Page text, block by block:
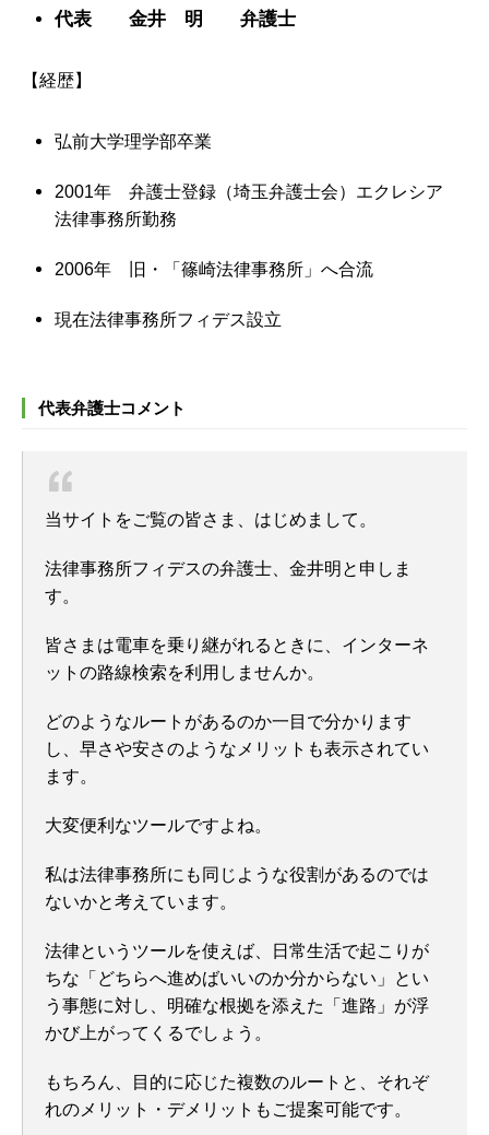
代表 金井 明 弁護士
【経歴】
弘前大学理学部卒業
2001年 弁護士登録（埼玉弁護士会）エクレシア
法律事務所勤務
2006年 旧・「篠崎法律事務所」へ合流
現在法律事務所フィデス設立
代表弁護士コメント
当サイトをご覧の皆さま、はじめまして。
法律事務所フィデスの弁護士、金井明と申しま
す。
皆さまは電車を乗り継がれるときに、インターネ
ットの路線検索を利用しませんか。
どのようなルートがあるのか一目で分かります
し、早さや安さのようなメリットも表示されてい
ます。
大変便利なツールですよね。
私は法律事務所にも同じような役割があるのでは
ないかと考えています。
法律というツールを使えば、日常生活で起こりが
ちな「どちらへ進めばいいのか分からない」とい
う事態に対し、明確な根拠を添えた「進路」が浮
かび上がってくるでしょう。
もちろん、目的に応じた複数のルートと、それぞ
れのメリット・デメリットもご提案可能です。